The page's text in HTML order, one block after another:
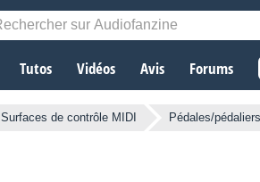
Tutos Vidéos Avis Forums
Surfaces de contrôle MIDI Pédales/